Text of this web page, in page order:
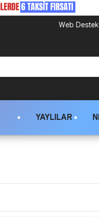
Web
YAYLILAR